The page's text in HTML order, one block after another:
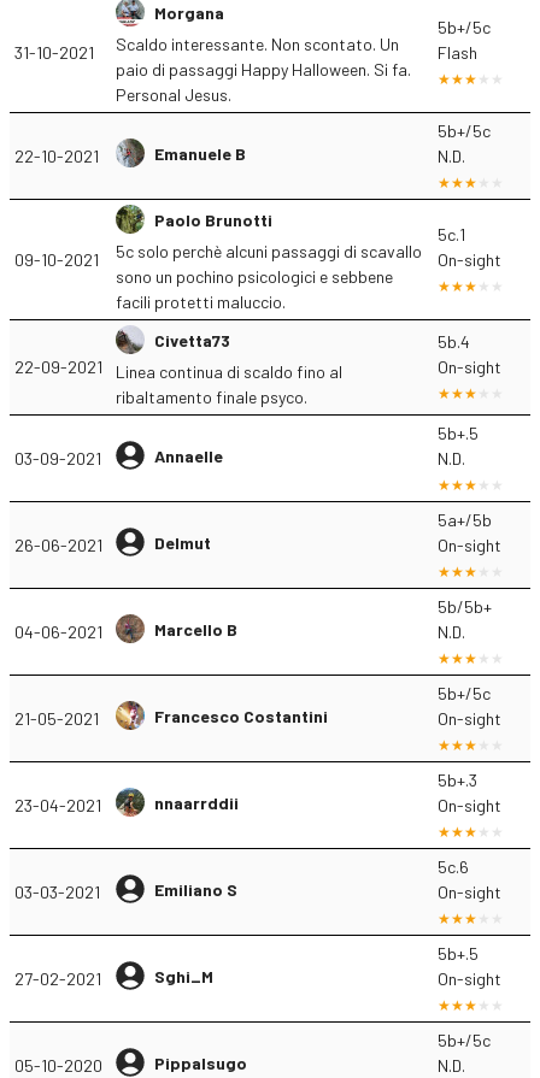
31-10-2021
Morgana
Scaldo interessante. Non scontato. Un
paio di passaggi Happy Halloween. Si fa.
Personal Jesus.
5b+/5c
Flash
22-10-2021 Emanuele B
5b+/5c
N.D.
09-10-2021
Paolo Brunotti
5c solo perchè alcuni passaggi di scavallo
sono un pochino psicologici e sebbene
facili protetti maluccio.
5c.1
On-sight
22-09-2021
Civetta73
Linea continua di scaldo fino al
ribaltamento finale psyco.
5b.4
On-sight
03-09-2021 Annaelle
5b+.5
N.D.
26-06-2021 Delmut
5a+/5b
On-sight
04-06-2021 Marcello B
5b/5b+
N.D.
21-05-2021 Francesco Costantini
5b+/5c
On-sight
23-04-2021 nnaarrddii
5b+.3
On-sight
03-03-2021 Emiliano S
5c.6
On-sight
27-02-2021 Sghi_M
5b+.5
On-sight
05-10-2020 Pippalsugo
5b+/5c
N.D.